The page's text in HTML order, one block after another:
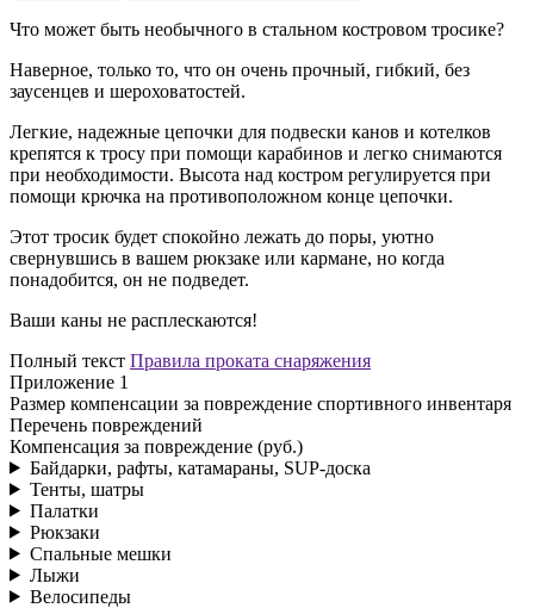
Что может быть необычного в стальном костровом тросике?
Наверное, только то, что он очень прочный, гибкий, без
заусенцев и шероховатостей.
Легкие, надежные цепочки для подвески канов и котелков
крепятся к тросу при помощи карабинов и легко снимаются
при необходимости. Высота над костром регулируется при
помощи крючка на противоположном конце цепочки.
Этот тросик будет спокойно лежать до поры, уютно
свернувшись в вашем рюкзаке или кармане, но когда
понадобится, он не подведет.
Ваши каны не расплескаются!
Полный текст Правила проката снаряжения
Приложение 1
Размер компенсации за повреждение спортивного инвентаря
Перечень повреждений
Компенсация за повреждение (руб.)
Байдарки, рафты, катамараны, SUP-доска
Тенты, шатры
Палатки
Рюкзаки
Спальные мешки
Лыжи
Велосипеды